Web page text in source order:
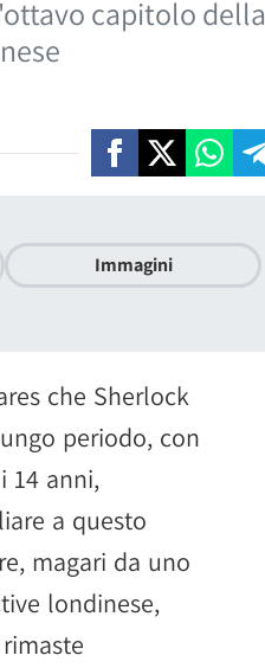
capitolo della
Immagini
che Sherlock
periodo, con
14 anni,
a questo
magari da uno
londinese,